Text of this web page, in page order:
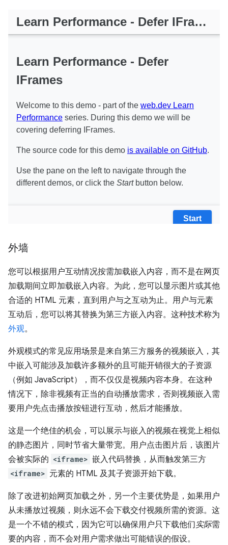
外墙
您可以根据用户互动情况按需加载嵌入内容，而不是在网页
加载期间立即加载嵌入内容。为此，您可以显示图片或其他
合适的 HTML 元素，直到用户与之互动为止。用户与元素
互动后，您可以将其替换为第三方嵌入内容。这种技术称为
外观。
外观模式的常见应用场景是来自第三方服务的视频嵌入，其
中嵌入可能涉及加载许多额外的且可能开销很大的子资源
（例如 JavaScript），而不仅仅是视频内容本身。在这种
情况下，除非视频有正当的自动播放需求，否则视频嵌入需
要用户先点击播放按钮进行互动，然后才能播放。
这是一个绝佳的机会，可以展示与嵌入的视频在视觉上相似
的静态图片，同时节省大量带宽。用户点击图片后，该图片
会被实际的 <iframe> 嵌入代码替换，从而触发第三方
<iframe> 元素的 HTML 及其子资源开始下载。
除了改进初始网页加载之外，另一个主要优势是，如果用户
从未播放过视频，则永远不会下载交付视频所需的资源。这
是一个不错的模式，因为它可以确保用户只下载他们实际需
要的内容，而不会对用户需求做出可能错误的假设。